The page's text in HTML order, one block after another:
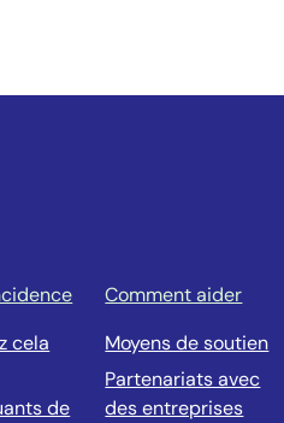
cela
de
Comment aider
Moyens de soutien
Partenariats avec
des entreprises